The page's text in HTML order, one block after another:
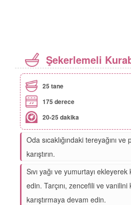
Şekerlemeli
25 tane
175 derece
20-25 dakika
Oda sıcaklığındaki tereyağını
karıştırın.
Sıvı yağı ve yumurtayı
edin. Tarçını, zencefili ve vanilini
karıştırmaya devam edin.